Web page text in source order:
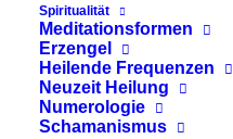
Spiritualität
Meditationsformen
Erzengel
Heilende Frequenzen
Neuzeit Heilung
Numerologie
Schamanismus